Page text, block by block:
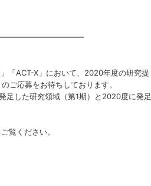
「ACT-X」において、2020年度の研究提
ご応募をお待ちしております。
足した研究領域（第1期）と2020度に発足
覧ください。